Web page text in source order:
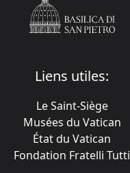
Liens utiles:
Le Saint-Siège
Musées du Vatican
État du Vatican
Fondation Fratelli Tutti